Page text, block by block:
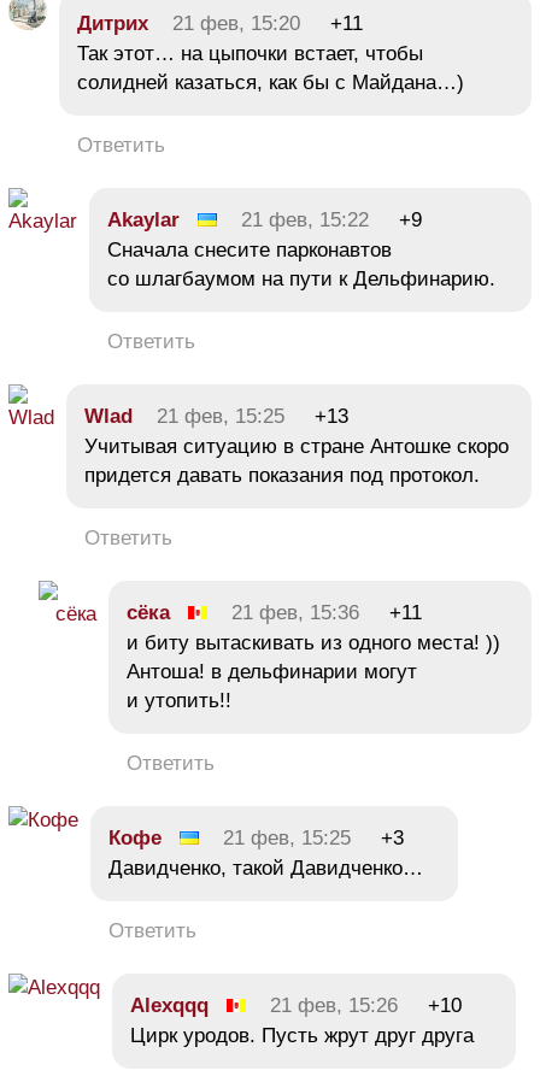
Дитрих 21 фев, 15:20
+11
Так этот… на цыпочки встает, чтобы
солидней казаться, как бы с Майдана…)
Ответить
Akaylar 21 фев, 15:22
+9
Сначала снесите парконавтов
со шлагбаумом на пути к Дельфинарию.
Ответить
Wlad 21 фев, 15:25
+13
Учитывая ситуацию в стране Антошке скоро
придется давать показания под протокол.
Ответить
сёка 21 фев, 15:36
+11
и биту вытаскивать из одного места! ))
Антоша! в дельфинарии могут
и утопить!!
Ответить
Кофе 21 фев, 15:25
+3
Давидченко, такой Давидченко…
Ответить
Alexqqq 21 фев, 15:26
+10
Цирк уродов. Пусть жрут друг друга